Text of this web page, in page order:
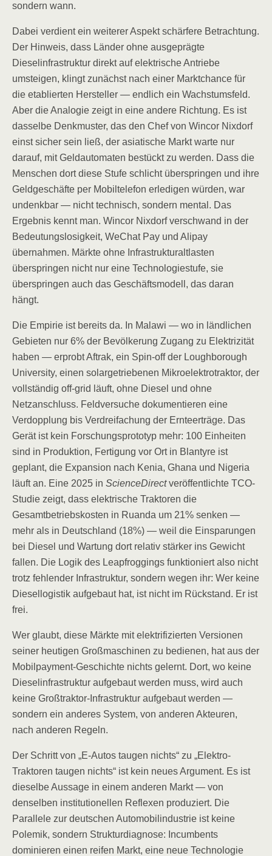
sondern wann.
Dabei verdient ein weiterer Aspekt schärfere Betrachtung.
Der Hinweis, dass Länder ohne ausgeprägte
Dieselinfrastruktur direkt auf elektrische Antriebe
umsteigen, klingt zunächst nach einer Marktchance für
die etablierten Hersteller — endlich ein Wachstumsfeld.
Aber die Analogie zeigt in eine andere Richtung. Es ist
dasselbe Denkmuster, das den Chef von Wincor Nixdorf
einst sicher sein ließ, der asiatische Markt warte nur
darauf, mit Geldautomaten bestückt zu werden. Dass die
Menschen dort diese Stufe schlicht überspringen und ihre
Geldgeschäfte per Mobiltelefon erledigen würden, war
undenkbar — nicht technisch, sondern mental. Das
Ergebnis kennt man. Wincor Nixdorf verschwand in der
Bedeutungslosigkeit, WeChat Pay und Alipay
übernahmen. Märkte ohne Infrastrukturaltlasten
überspringen nicht nur eine Technologiestufe, sie
überspringen auch das Geschäftsmodell, das daran
hängt.
Die Empirie ist bereits da. In Malawi — wo in ländlichen
Gebieten nur 6% der Bevölkerung Zugang zu Elektrizität
haben — erprobt Aftrak, ein Spin-off der Loughborough
University, einen solargetriebenen Mikroelektrotraktor, der
vollständig off-grid läuft, ohne Diesel und ohne
Netzanschluss. Feldversuche dokumentieren eine
Verdopplung bis Verdreifachung der Ernteerträge. Das
Gerät ist kein Forschungsprototyp mehr: 100 Einheiten
sind in Produktion, Fertigung vor Ort in Blantyre ist
geplant, die Expansion nach Kenia, Ghana und Nigeria
läuft an. Eine 2025 in ScienceDirectveröffentlichte TCO-
Studie zeigt, dass elektrische Traktoren die
Gesamtbetriebskosten in Ruanda um 21% senken —
mehr als in Deutschland (18%) — weil die Einsparungen
bei Diesel und Wartung dort relativ stärker ins Gewicht
fallen. Die Logik des Leapfroggings funktioniert also nicht
trotz fehlender Infrastruktur, sondern wegen ihr: Wer keine
Diesellogistik aufgebaut hat, ist nicht im Rückstand. Er ist
frei.
Wer glaubt, diese Märkte mit elektrifizierten Versionen
seiner heutigen Großmaschinen zu bedienen, hat aus der
Mobilpayment-Geschichte nichts gelernt. Dort, wo keine
Dieselinfrastruktur aufgebaut werden muss, wird auch
keine Großtraktor-Infrastruktur aufgebaut werden —
sondern ein anderes System, von anderen Akteuren,
nach anderen Regeln.
Der Schritt von „E-Autos taugen nichts“ zu „Elektro-
Traktoren taugen nichts“ ist kein neues Argument. Es ist
dieselbe Aussage in einem anderen Markt — von
denselben institutionellen Reflexen produziert. Die
Parallele zur deutschen Automobilindustrie ist keine
Polemik, sondern Strukturdiagnose: Incumbents
dominieren einen reifen Markt, eine neue Technologie